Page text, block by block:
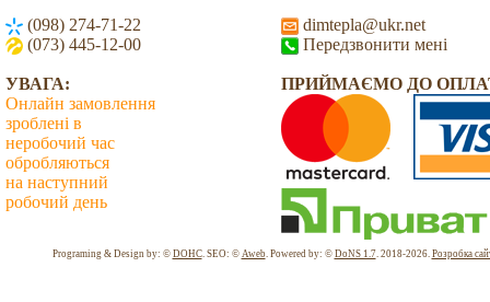
(098) 274-71-22
(073) 445-12-00
dimtepla@ukr.net
Передзвонити мені
УВАГА:
Онлайн замовлення
зроблені в
неробочий час
обробляються
на наступний
робочий день
ПРИЙМАЄМО ДО
Programing & Design by: © DOHC. SEO: © Aweb. Powered by: © DoNS 1.7. 2018-2026. Розробка